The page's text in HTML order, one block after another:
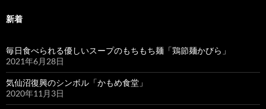
新着
毎日食べられる優しいスープのもちもち麺「鶏節麺かびら」
2021年6月28日
気仙沼復興のシンボル「かもめ食堂」
2020年11月3日